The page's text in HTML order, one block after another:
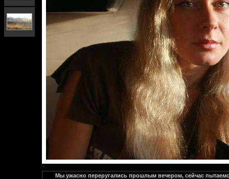
Мы ужасно переругались прошлым вечером, сейчас